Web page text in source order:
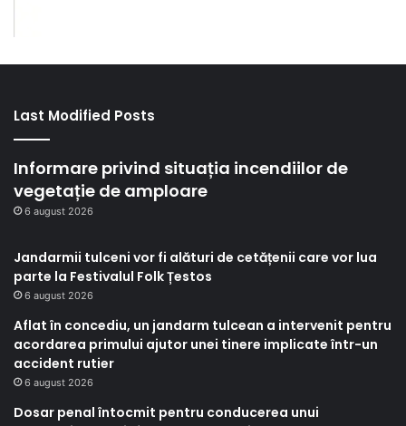
Last Modified Posts
Informare privind situația incendiilor de
vegetație de amploare
6 august 2026
Jandarmii tulceni vor fi alături de cetățenii care vor lua
parte la Festivalul Folk Țestos
6 august 2026
Aflat în concediu, un jandarm tulcean a intervenit pentru
acordarea primului ajutor unei tinere implicate într-un
accident rutier
6 august 2026
Dosar penal întocmit pentru conducerea unui